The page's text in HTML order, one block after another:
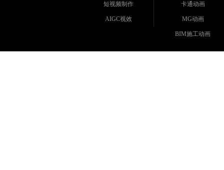
短视频制作
AIGC视效
卡通动画
MG动画
BIM施工动画